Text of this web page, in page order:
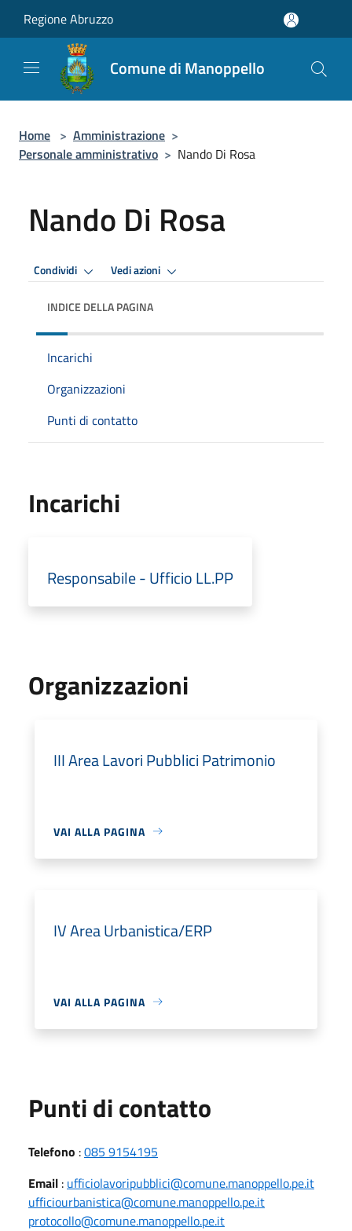
Regione Abruzzo
Comune di Manoppello
Home > Amministrazione >
Personale amministrativo > Nando Di Rosa
Nando Di Rosa
Condividi Vedi azioni
INDICE DELLA PAGINA
Incarichi
Organizzazioni
Punti di contatto
Incarichi
Responsabile - Ufficio LL.PP
Organizzazioni
III Area Lavori Pubblici Patrimonio
VAI ALLA PAGINA
IV Area Urbanistica/ERP
VAI ALLA PAGINA
Punti di contatto
Telefono :085 9154195
Email : ufficiolavoripubblici@comune.manoppello.pe.it
ufficiourbanistica@comune.manoppello.pe.it
protocollo@comune.manoppello.pe.it